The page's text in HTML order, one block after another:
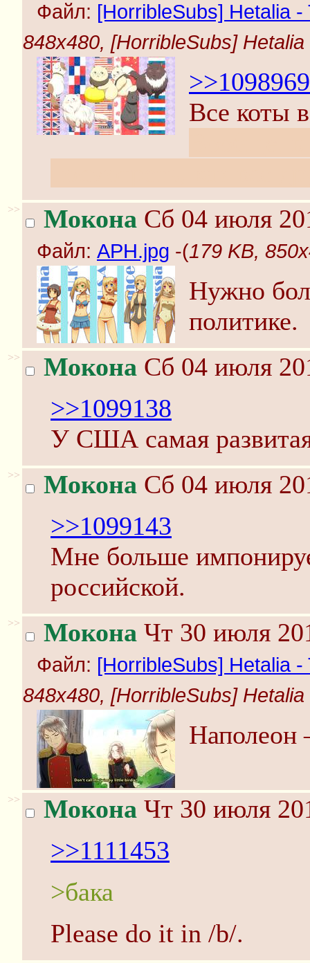
Файл: [HorribleSubs] Hetalia
848x480, [HorribleSubs]
>>1098969
Все коты
>> Мокона Сб 04 июля
Файл: APH.jpg -(179 KB,
Нужно
политике.
>> Мокона Сб 04 июля
>>1099138
У США самая
>> Мокона Сб 04 июля
>>1099143
Мне больше
российской.
>> Мокона Чт 30 июля
Файл: [HorribleSubs] Hetalia
848x480, [HorribleSubs]
Наполеон
>> Мокона Чт 30 июля
>>1111453
>бака
Please do it in /b/.